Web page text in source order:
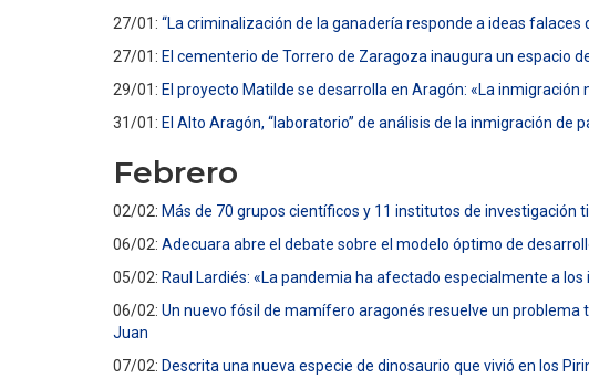
27/01: “La criminalización de la ganadería responde a ideas
27/01: El cementerio de Torrero de Zaragoza inaugura un espacio
29/01: El proyecto Matilde se desarrolla en Aragón: «La inmigración
31/01: El Alto Aragón, “laboratorio” de análisis de la inmigración de
Febrero
02/02: Más de 70 grupos científicos y 11 institutos de investigación
06/02: Adecuara abre el debate sobre el modelo óptimo de
05/02: Raul Lardiés: «La pandemia ha afectado especialmente a
06/02: Un nuevo fósil de mamífero aragonés resuelve un
Juan
07/02: Descrita una nueva especie de dinosaurio que vivió en los